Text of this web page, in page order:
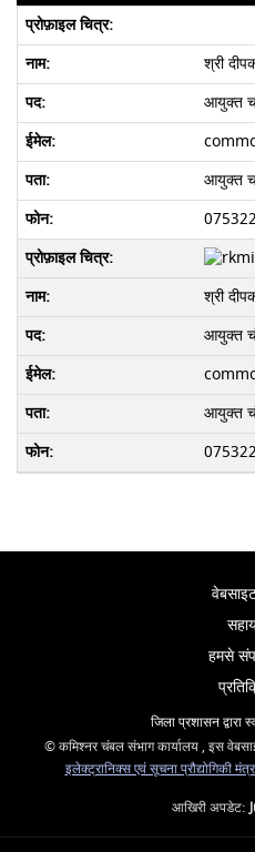
श्री
आयुक्त
आयुक्त
श्री
आयुक्त
आयुक्त
हमसे
जिला प्रशासन द्वारा
© कमिश्नर चंबल संभाग कार्यालय , इस
इलेक्ट्रानिक्स एवं सूचना प्रौद्योगिकी
आखिरी अपडेट: